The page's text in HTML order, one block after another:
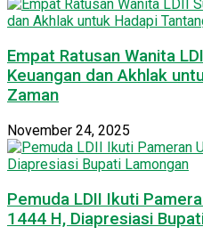
Empat Ratusan Wanita
Keuangan dan Akhlak
Zaman
November 24, 2025
Pemuda LDII Ikuti
1444 H, Diapresiasi